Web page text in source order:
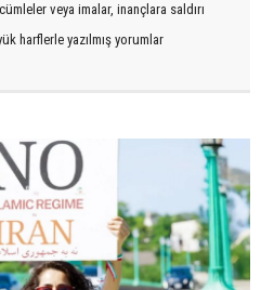
veya imalar, inançlara saldırı
harflerle yazılmış yorumlar